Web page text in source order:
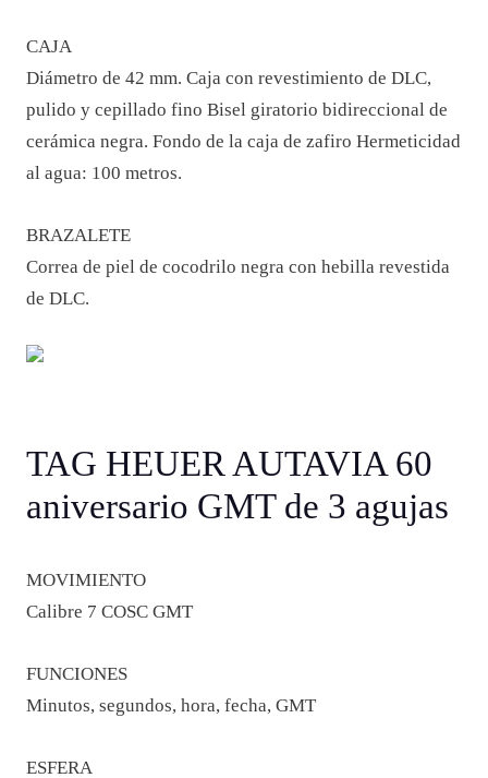
CAJA
Diámetro de 42 mm. Caja con revestimiento de DLC,
pulido y cepillado fino Bisel giratorio bidireccional de
cerámica negra. Fondo de la caja de zafiro Hermeticidad
al agua: 100 metros.
BRAZALETE
Correa de piel de cocodrilo negra con hebilla revestida
de DLC.
TAG HEUER AUTAVIA 60
aniversario GMT de 3 agujas
MOVIMIENTO
Calibre 7 COSC GMT
FUNCIONES
Minutos, segundos, hora, fecha, GMT
ESFERA